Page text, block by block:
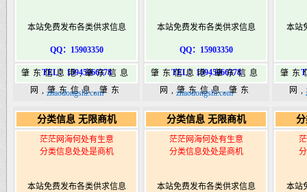
本站免费发布各类供求信息
QQ：15903350
TEL：15945066378
肇东信息港,肇东信息
网,肇东信息,肇东
港|www.zhaodongshi.com
zhaodongshi.com
本站免费发布各类供求信息
QQ：15903350
TEL：15945066378
肇东信息港,肇东信息
网,肇东信息,肇东
港|www.zhaodongshi.com
zhaodongshi.com
本站
肇东
网
港
分类信息 无限商机
茫茫网海何处有生意
分类信息处处是商机
本站免费发布各类供求信息
分类信息 无限商机
茫茫网海何处有生意
分类信息处处是商机
本站免费发布各类供求信息 本站